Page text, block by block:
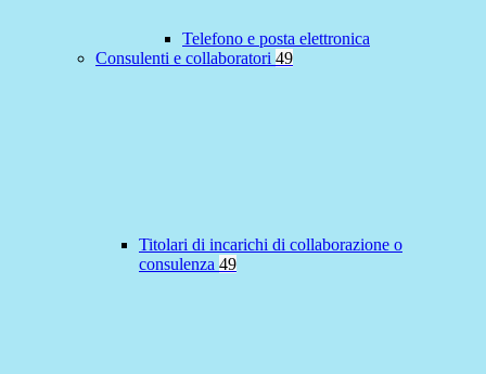
Telefono e posta elettronica
Consulenti e collaboratori 49
Titolari di incarichi di collaborazione o
consulenza 49